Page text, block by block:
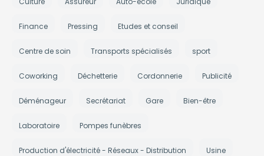
Finance Pressing Etudes et conseil
Centre de soin Transports spécialisés sport
Coworking Déchetterie Cordonnerie Publicité
Déménageur Secrétariat Gare Bien-être
Laboratoire Pompes funèbres
Production d'électricité - Réseaux - Distribution Usine